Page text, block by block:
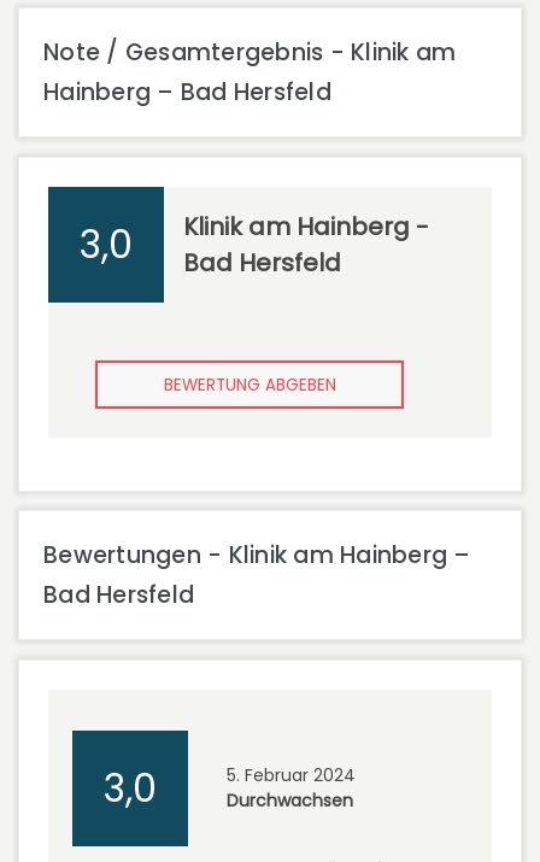
Note / Gesamtergebnis - Klinik am
Hainberg – Bad Hersfeld
3,0
Klinik am Hainberg -
Bad Hersfeld
BEWERTUNG ABGEBEN
Bewertungen - Klinik am Hainberg –
Bad Hersfeld
3,0
5. Februar 2024
Durchwachsen